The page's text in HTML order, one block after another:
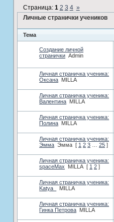
Личные странички учеников
Страница: 1 2 3 4 »
Тема
Создание личной
странички Аdmin
Личная страничка ученика:
Оксана MILLA
Личная страничка ученика:
Валентина MILLA
Личная страничка ученика:
Полина MILLA
Личная страничка ученика:
Эмма Эмма [ 1 2 3 25 ]
Личная страничка ученика:
spaceMax
MILLA [ 1 2 ]
Личная страничка ученика:
Katya_
MILLA
Личная страничка ученика:
Гинка Петрова MILLA